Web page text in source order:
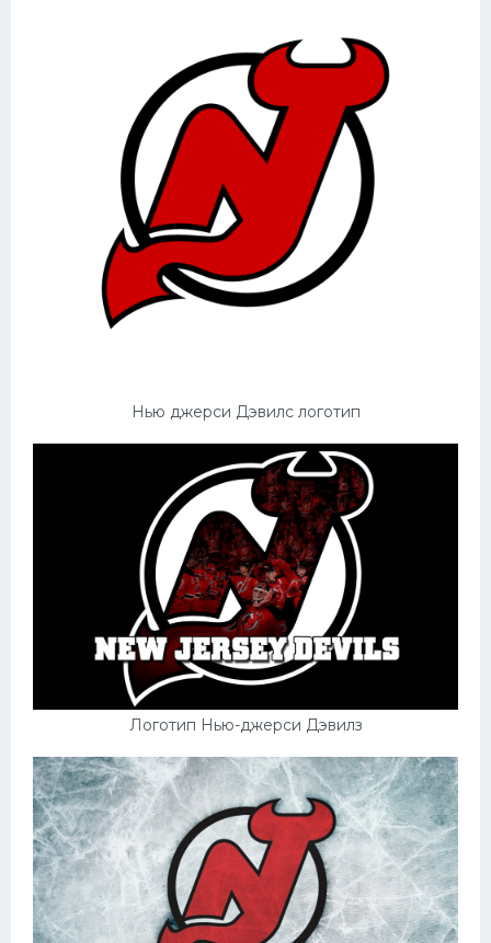
Нью джерси Дэвилс логотип
Логотип Нью-джерси Дэвилз